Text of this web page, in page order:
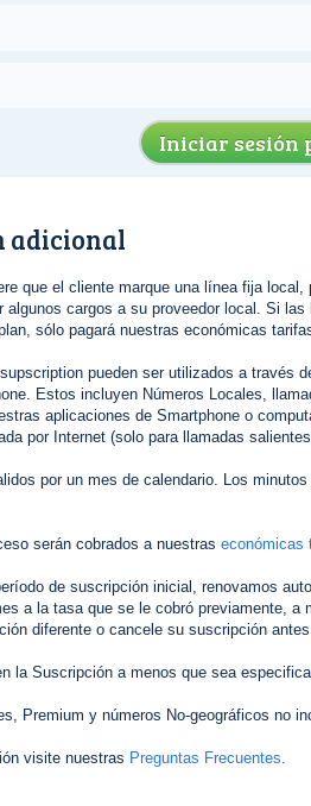
Iniciar sesión
adicional
que el cliente marque una línea fija local,
algunos cargos a su proveedor local. Si
sólo pagará nuestras económicas
pueden ser utilizados a través
Estos incluyen Números Locales,
aplicaciones de Smartphone o
por Internet (solo para llamadas
por un mes de calendario. Los
serán cobrados a nuestras económicas
de suscripción inicial, renovamos
a la tasa que se le cobró previamente, a
diferente o cancele su suscripción
la Suscripción a menos que sea
Premium y números No-geográficos no
visite nuestras Preguntas Frecuentes.